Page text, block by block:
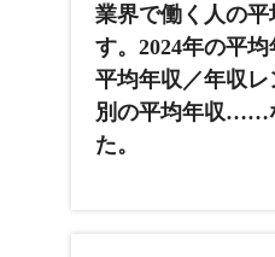
業界で働く人の
す。2024年の平
平均年収／年収
別の平均年収……
た。